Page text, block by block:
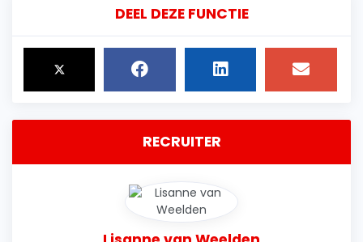
DEEL DEZE FUNCTIE
RECRUITER